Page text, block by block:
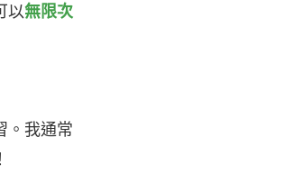
以無限次
。我通常